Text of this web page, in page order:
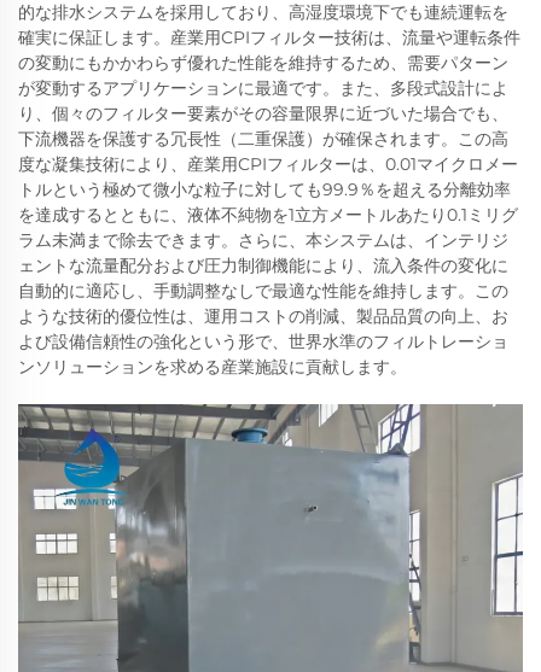
的な排水システムを採用しており、高湿度環境下でも連続運転を
確実に保証します。産業用CPIフィルター技術は、流量や運転条件
の変動にもかかわらず優れた性能を維持するため、需要パターン
が変動するアプリケーションに最適です。また、多段式設計によ
り、個々のフィルター要素がその容量限界に近づいた場合でも、
下流機器を保護する冗長性（二重保護）が確保されます。この高
度な凝集技術により、産業用CPIフィルターは、0.01マイクロメー
トルという極めて微小な粒子に対しても99.9％を超える分離効率
を達成するとともに、液体不純物を1立方メートルあたり0.1ミリグ
ラム未満まで除去できます。さらに、本システムは、インテリジ
ェントな流量配分および圧力制御機能により、流入条件の変化に
自動的に適応し、手動調整なしで最適な性能を維持します。この
ような技術的優位性は、運用コストの削減、製品品質の向上、お
よび設備信頼性の強化という形で、世界水準のフィルトレーショ
ンソリューションを求める産業施設に貢献します。